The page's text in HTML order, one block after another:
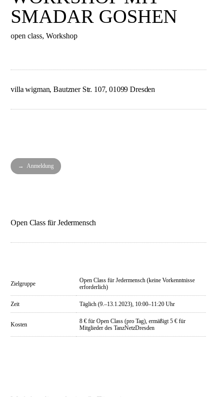
SMADAR GOSHEN
open class, Workshop
villa wigman, Bautzner Str. 107, 01099 Dresden
→ Anmeldung
Open Class für Jedermensch
Zielgruppe
Open Class für Jedermensch (keine Vorkenntnisse
erforderlich)
Zeit Täglich (9.–13.1.2023), 10:00–11:20 Uhr
Kosten
8 € für Open Class (pro Tag), ermäßigt 5 € für
Mitglieder des TanzNetzDresden